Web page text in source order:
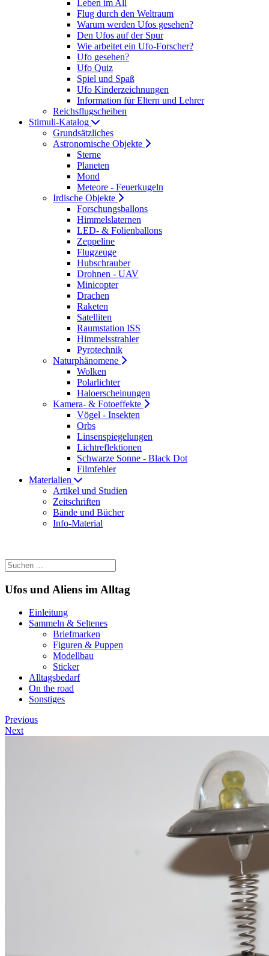
Leben im All
Flug durch den Weltraum
Warum werden Ufos gesehen?
Den Ufos auf der Spur
Wie arbeitet ein Ufo-Forscher?
Ufo gesehen?
Ufo Quiz
Spiel und Spaß
Ufo Kinderzeichnungen
Information für Eltern und Lehrer
Reichsflugscheiben
Stimuli-Katalog
Grundsätzliches
Astronomische Objekte
Sterne
Planeten
Mond
Meteore - Feuerkugeln
Irdische Objekte
Forschungsballons
Himmelslaternen
LED- & Folienballons
Zeppeline
Flugzeuge
Hubschrauber
Drohnen - UAV
Minicopter
Drachen
Raketen
Satelliten
Raumstation ISS
Himmelsstrahler
Pyrotechnik
Naturphänomene
Wolken
Polarlichter
Haloerscheinungen
Kamera- & Fotoeffekte
Vögel - Insekten
Orbs
Linsenspiegelungen
Lichtreflektionen
Schwarze Sonne - Black Dot
Filmfehler
Materialien
Artikel und Studien
Zeitschriften
Bände und Bücher
Info-Material
Ufos und Aliens im Alltag
Einleitung
Sammeln & Seltenes
Briefmarken
Figuren & Puppen
Modellbau
Sticker
Alltagsbedarf
On the road
Sonstiges
Previous
Next